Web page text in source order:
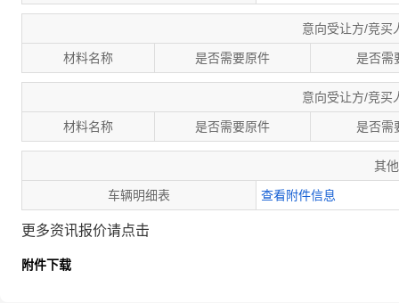
意向受让方/竞买
材料名称 是否需要原件 是否需
意向受让方/竞买
材料名称 是否需要原件 是否需
其
车辆明细表 查看附件信息
更多资讯报价请点击
附件下载